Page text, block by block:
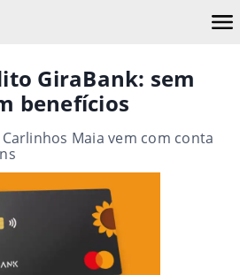
GiraBank: sem
benefícios
Maia vem com conta